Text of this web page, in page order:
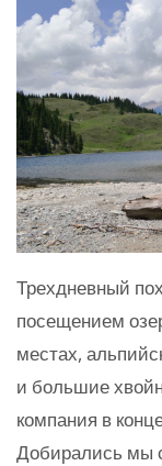
Трехдневный
посещением
местах,
и большие
компания в
Добирались мы